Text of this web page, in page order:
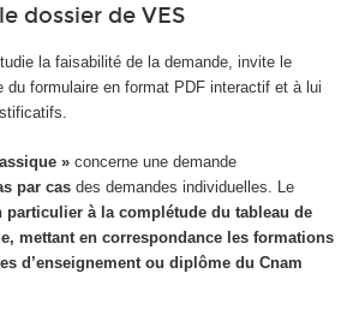
dossier de VES
la faisabilité de la demande, invite le
du formulaire en format PDF interactif et à lui
»concerne une demande
par casdes demandes individuelles. Le
particulier à la complétude du tableau de
mettant en correspondance les formations
d’enseignement ou diplôme du Cnam